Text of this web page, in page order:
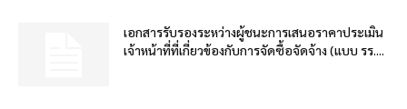
เอกสารรับรองระหว่างผู้ชนะการเสนอราคาประเมิน
เจ้าหน้าที่ที่เกี่ยวข้องกับการจัดซื้อจัดจ้าง (แบบ รร....